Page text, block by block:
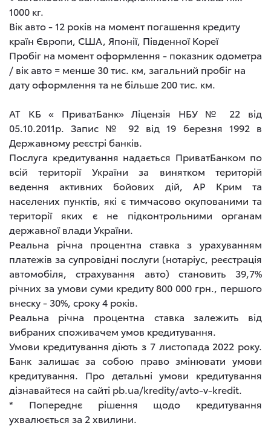
1000 кг.
Вік авто - 12 років на момент погашення кредиту
країн Європи, США, Японії, Південної Кореї
Пробіг на момент оформлення - показник одометра
/ вік авто = менше 30 тис. км, загальний пробіг на
дату оформлення та не більше 200 тис. км.
АТ КБ « ПриватБанк» Ліцензія НБУ № 22 від
05.10.2011р. Запис № 92 від 19 березня 1992 в
Державному реєстрі банків.
Послуга кредитування надається ПриватБанком по
всій території України за винятком територій
ведення активних бойових дій, АР Крим та
населених пунктів, які є тимчасово окупованими та
території яких є не підконтрольними органам
державної влади України.
Реальна річна процентна ставка з урахуванням
платежів за супровідні послуги (нотаріус, реєстрація
автомобіля, страхування авто) становить 39,7%
річних за умови суми кредиту 800 000 грн., першого
внеску - 30%, сроку 4 років.
Реальна річна процентна ставка залежить від
вибраних споживачем умов кредитування.
Умови кредитування діють з 7 листопада 2022 року.
Банк залишає за собою право змінювати умови
кредитування. Про детальні умови кредитування
дізнавайтеся на сайті pb.ua/kredity/avto-v-kredit.
* Попереднє рішення щодо кредитування
ухвалюється за 2 хвилини.